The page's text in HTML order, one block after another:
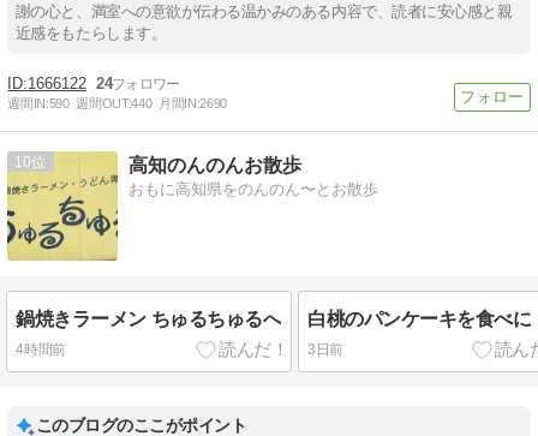
謝の心と、満室への意欲が伝わる温かみのある内容で、読者に安心感と親
近感をもたらします。
1666122 24
週間IN:590 週間OUT:440 月間IN:2690
10 高知のんのんお散歩
おもに高知県をのんのん〜とお散歩
鍋焼きラーメン ちゅるちゅるへ
4時間前
白桃のパンケーキを食べに
3日前
このブログのここがポイント